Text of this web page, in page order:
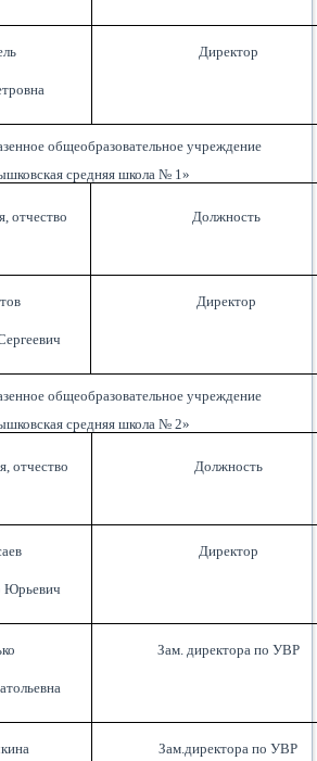
Директор
общеобразовательное учреждение
средняя школа № 1»
отчество Должность
Директор
общеобразовательное учреждение
средняя школа № 2»
отчество Должность
Юрьевич
Директор
Зам. директора по УВР
Зам.директора по УВР